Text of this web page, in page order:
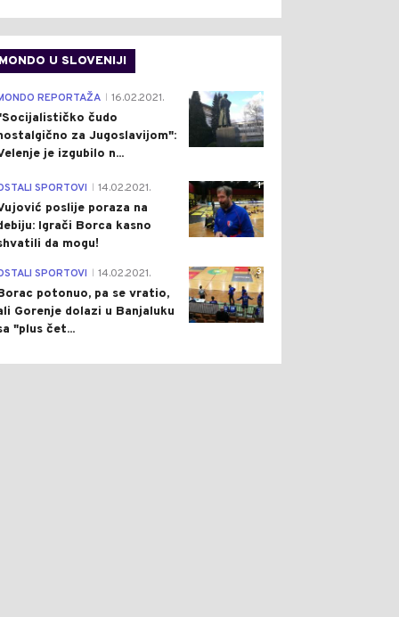
MONDO U SLOVENIJI
4
REPORTAŽA 16.02.2021.
čudo
za Jugoslavijom":
je izgubilo n...
1
SPORTOVI 14.02.2021.
poslije poraza na
Igrači Borca kasno
da mogu!
3
SPORTOVI 14.02.2021.
potonuo, pa se vratio,
Gorenje dolazi u Banjaluku
"plus čet...